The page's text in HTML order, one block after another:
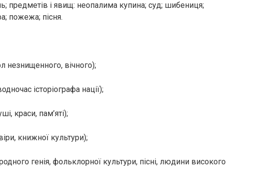
предметів і явищ: неопалима купина; суд; шибениця;
пожежа; пісня.
незнищенного, вічного);
історіографа нації);
краси, пам’яті);
книжної культури);
генія, фольклорної культури, пісні, людини високого